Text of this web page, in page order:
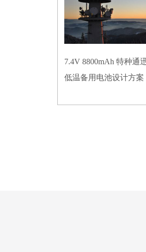
7.4V 8800mAh 特种通
低温备用电池设计方案